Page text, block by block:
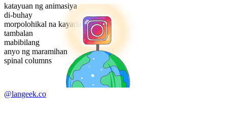
katayuan ng animasiya
di-buhay
morpolohikal na kayarian
tambalan
mabibilang
anyo ng maramihan
spinal columns
@langeek.co